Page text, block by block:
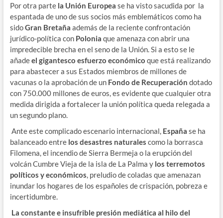
Por otra parte la Unión Europea se ha visto sacudida por la
espantada de uno de sus socios más emblemáticos como ha
sidoGran Bretaña además de la reciente confrontación
jurídico-política con Polonia que amenaza con abrir una
impredecible brecha en el seno de la Unión. Si a esto se le
añadeel gigantesco esfuerzo económico que está realizando
para abastecer a sus Estados miembros de millones de
vacunas o la aprobación de un Fondo de Recuperación dotado
con 750.000 millones de euros, es evidente que cualquier otra
medida dirigida a fortalecer la unión política queda relegada a
un segundo plano.
Ante este complicado escenario internacional, España se ha
balanceado entre los desastres naturales como la borrasca
Filomena, el incendio de Sierra Bermeja o la erupción del
volcán Cumbre Vieja de la isla de La Palma y los terremotos
políticos y económicos, preludio de coladas que amenazan
inundar los hogares de los españoles de crispación, pobreza e
incertidumbre.
La constante e insufrible presión mediática al hilo del